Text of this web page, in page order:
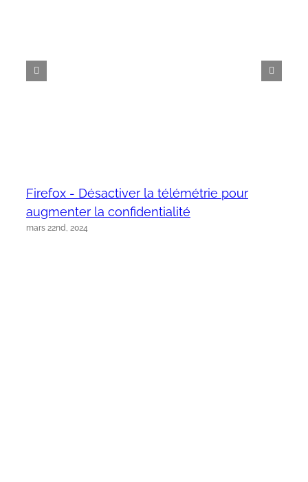
Firefox - Désactiver la télémétrie pour
augmenter la confidentialité
mars 22nd, 2024